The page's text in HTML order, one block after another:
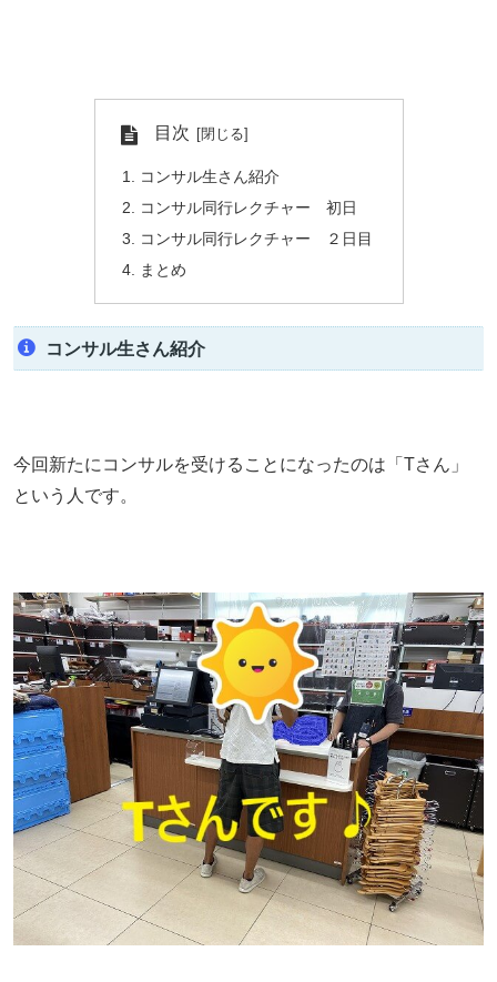
目次
コンサル生さん紹介
コンサル同行レクチャー 初日
コンサル同行レクチャー ２日目
まとめ
コンサル生さん紹介
今回新たにコンサルを受けることになったのは「Tさん」
という人です。